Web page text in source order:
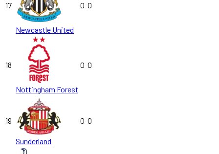
17
Newcastle United
0 0
18
Nottingham Forest
0 0
19
Sunderland
0 0